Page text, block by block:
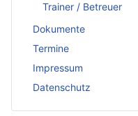
Trainer / Betreuer
Dokumente
Termine
Impressum
Datenschutz